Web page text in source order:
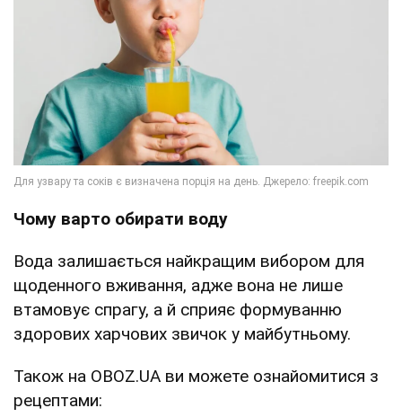
Чому варто обирати воду
Вода залишається найкращим вибором для
щоденного вживання, адже вона не лише
втамовує спрагу, а й сприяє формуванню
здорових харчових звичок у майбутньому.
Також на OBOZ.UA ви можете ознайомитися з
рецептами: